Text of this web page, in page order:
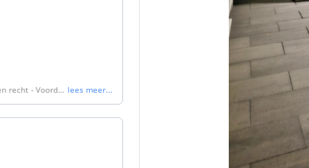
recht - Voordee lees meer...